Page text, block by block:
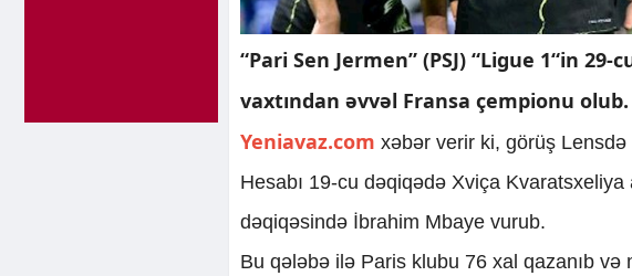
“Pari Sen Jermen” (PSJ) “Ligue 1“in
vaxtından əvvəl Fransa çempionu olub.
Yeniavaz.com xəbər verir ki, görüş Lensdə
Hesabı 19-cu dəqiqədə Xviça
dəqiqəsində İbrahim Mbaye vurub.
Bu qələbə ilə Paris klubu 76 xal qazanıb